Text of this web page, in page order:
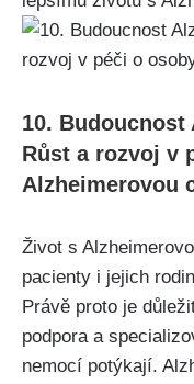
10. Budoucnost
Růst a rozvoj v
Alzheimerovou
Život s
pacienty i jejich
Právě proto je
podpora a
nemocí potýkají.